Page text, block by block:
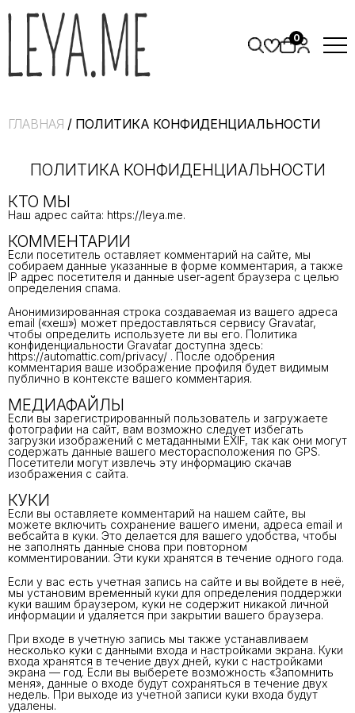
0
ГЛАВНАЯ / ПОЛИТИКА КОНФИДЕНЦИАЛЬНОСТИ
ПОЛИТИКА КОНФИДЕНЦИАЛЬНОСТИ
КТО МЫ
Наш адрес сайта: https://leya.me.
КОММЕНТАРИИ
Если посетитель оставляет комментарий на сайте, мы
собираем данные указанные в форме комментария, а также
IP адрес посетителя и данные user-agent браузера с целью
определения спама.
Анонимизированная строка создаваемая из вашего адреса
email («хеш») может предоставляться сервису Gravatar,
чтобы определить используете ли вы его. Политика
конфиденциальности Gravatar доступна здесь:
https://automattic.com/privacy/ . После одобрения
комментария ваше изображение профиля будет видимым
публично в контексте вашего комментария.
МЕДИАФАЙЛЫ
Если вы зарегистрированный пользователь и загружаете
фотографии на сайт, вам возможно следует избегать
загрузки изображений с метаданными EXIF, так как они могут
содержать данные вашего месторасположения по GPS.
Посетители могут извлечь эту информацию скачав
изображения с сайта.
КУКИ
Если вы оставляете комментарий на нашем сайте, вы
можете включить сохранение вашего имени, адреса email и
вебсайта в куки. Это делается для вашего удобства, чтобы
не заполнять данные снова при повторном
комментировании. Эти куки хранятся в течение одного года.
Если у вас есть учетная запись на сайте и вы войдете в неё,
мы установим временный куки для определения поддержки
куки вашим браузером, куки не содержит никакой личной
информации и удаляется при закрытии вашего браузера.
При входе в учетную запись мы также устанавливаем
несколько куки с данными входа и настройками экрана. Куки
входа хранятся в течение двух дней, куки с настройками
экрана — год. Если вы выберете возможность «Запомнить
меня», данные о входе будут сохраняться в течение двух
недель. При выходе из учетной записи куки входа будут
удалены.